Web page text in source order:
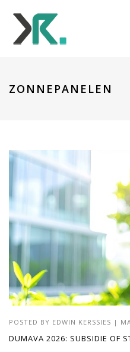
ZONNEPANELEN
POSTED BY EDWIN KERSSIES |
DUMAVA 2026: SUBSIDIE OF